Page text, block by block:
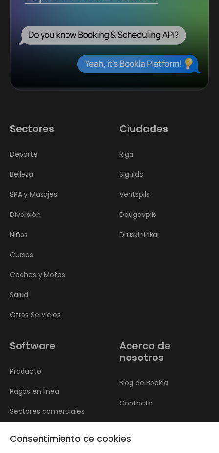
Consentimiento de cookies
Sectores
Deporte
Belleza
SPA y Masajes
Diversión
Niños
Cursos
Coches y Motos
Salud
Otros Servicios
Ciudades
Riga
Sigulda
Ventspils
Daugavpils
Druskininkai
Software
Producto
Pagos en linea
Sectores comerciales
Acerca de
nosotros
Blog de Bookla
Contacto